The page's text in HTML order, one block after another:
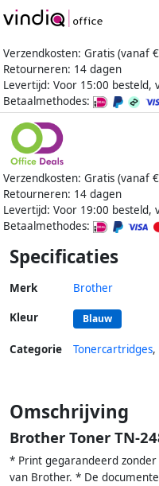
Verzendkosten: Gratis (vanaf
Retourneren: 14 dagen
Levertijd: Voor 15:00 besteld,
Betaalmethodes:
Verzendkosten: Gratis (vanaf
Retourneren: 14 dagen
Levertijd: Voor 19:00 besteld,
Betaalmethodes:
Specificaties
Merk Brother
Kleur Blauw
Categorie Tonercartridges,
Omschrijving
Brother Toner TN-
* Print gegarandeerd
van Brother. * De